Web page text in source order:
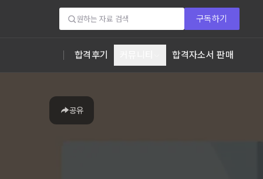
구독하기
합격후기 합격자소서 판매
공유